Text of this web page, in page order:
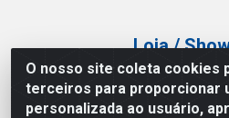
O nosso site coleta cookies
terceiros para proporcionar
personalizada ao usuário,
Loja /
Tel.: (11)
Av Vautier, 587/597 -